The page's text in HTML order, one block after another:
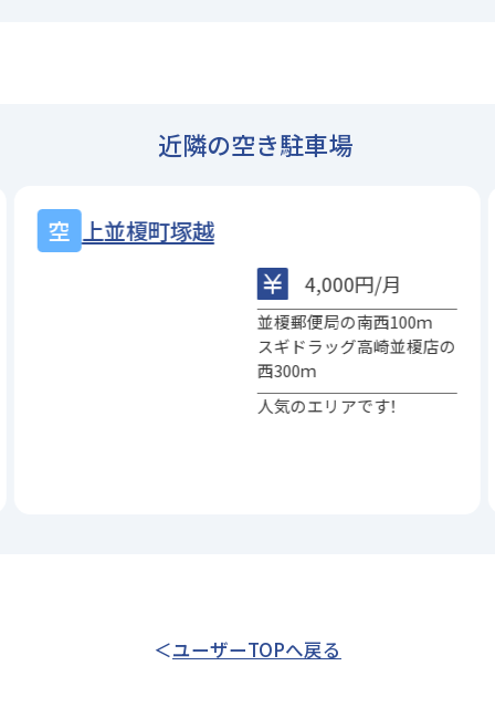
近隣の空き駐車場
上並榎町塚越
4,000円/月
並榎郵便局の南西100ｍ
スギドラッグ高崎並榎店の
西300ｍ
人気のエリアです！
ユーザーTOPへ戻る